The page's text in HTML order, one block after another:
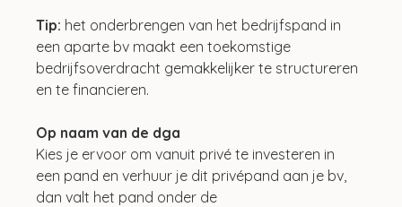
Tip: het onderbrengen van het bedrijfspand in
een aparte bv maakt een toekomstige
bedrijfsoverdracht gemakkelijker te structureren
en te financieren.
Op naam van de dga
Kies je ervoor om vanuit privé te investeren in
een pand en verhuur je dit privépand aan je bv,
dan valt het pand onder de